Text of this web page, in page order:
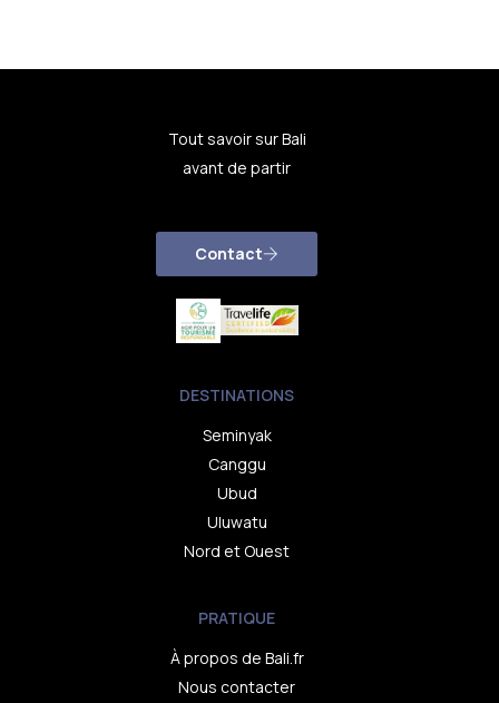
Tout savoir sur Bali
avant de partir
Contact
DESTINATIONS
Seminyak
Canggu
Ubud
Uluwatu
Nord et Ouest
PRATIQUE
À propos de Bali.fr
Nous contacter